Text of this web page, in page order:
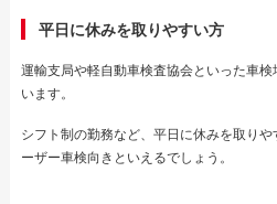
平日に休みを取りやすい方
運輸支局や軽自動車検査協会といった車
います。
シフト制の勤務など、平日に休みを取り
ーザー車検向きといえるでしょう。